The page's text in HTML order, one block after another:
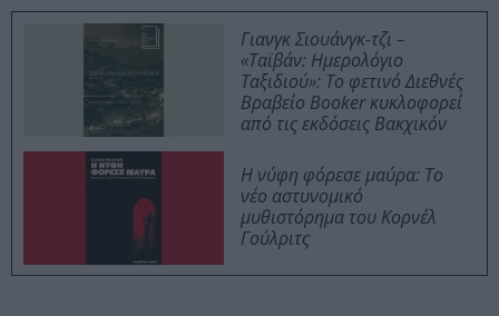
Γιανγκ Σιουάνγκ-τζι –
«Ταϊβάν: Ημερολόγιο
Ταξιδιού»: Το φετινό Διεθνές
Βραβείο Booker κυκλοφορεί
από τις εκδόσεις Βακχικόν
Η νύφη φόρεσε μαύρα: Το
νέο αστυνομικό
μυθιστόρημα του Κορνέλ
Γούλριτς